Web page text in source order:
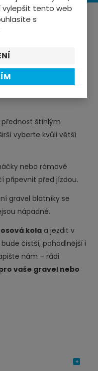
tento web
s
gravel či
přednost štíhlým
vyberte kvůli větší
nebo rámové
připevnit před jízdou.
gravel blatníky se
nápadné.
kola a jezdit v
čistší, pohodlnější i
nám – rádi
vaše gravel nebo